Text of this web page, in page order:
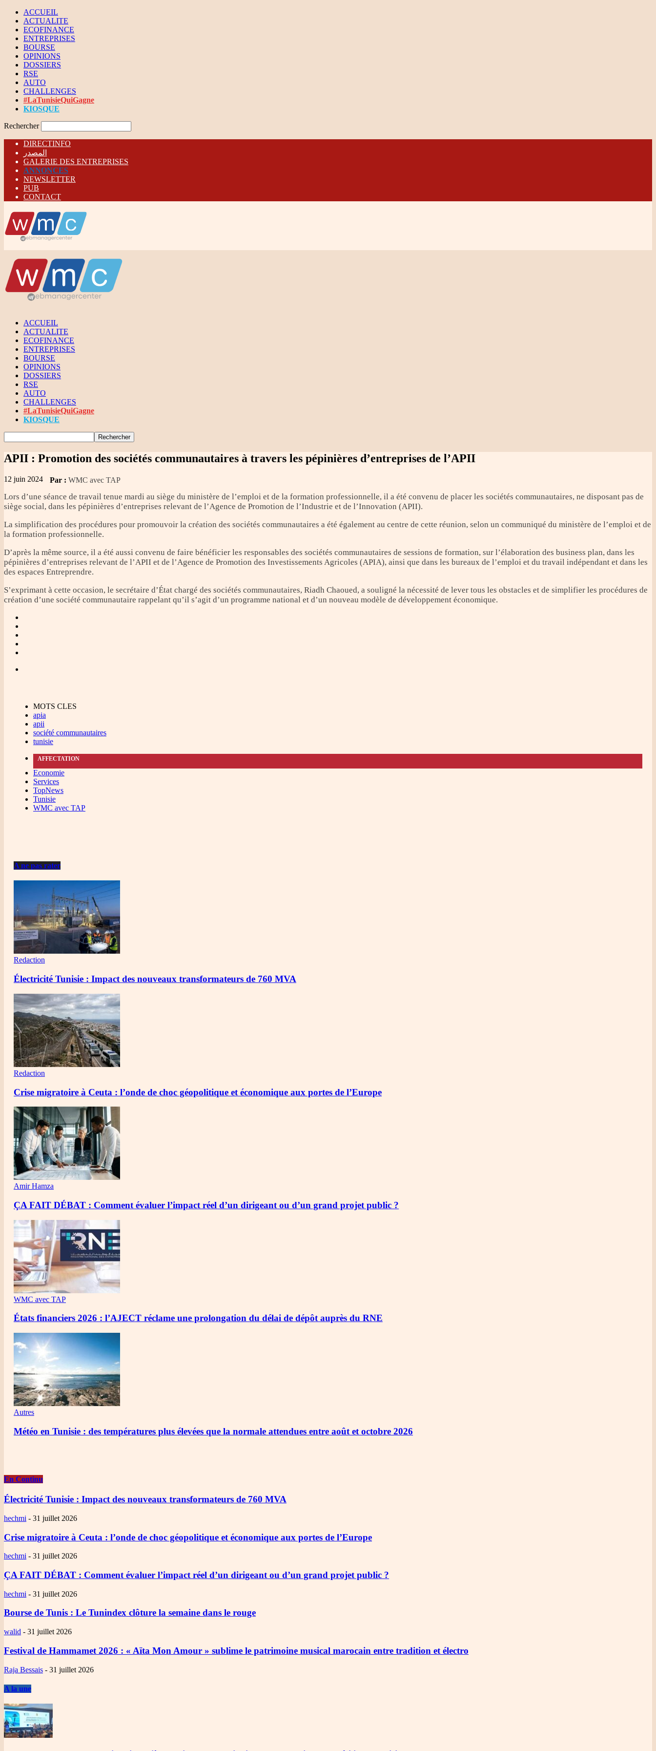
ACCUEIL
ACTUALITE
ECOFINANCE
ENTREPRISES
BOURSE
OPINIONS
DOSSIERS
RSE
AUTO
CHALLENGES
#LaTunisieQuiGagne
KIOSQUE
Rechercher
DIRECTINFO
المصدر
GALERIE DES ENTREPRISES
ANNONCES
NEWSLETTER
PUB
CONTACT
ACCUEIL
ACTUALITE
ECOFINANCE
ENTREPRISES
BOURSE
OPINIONS
DOSSIERS
RSE
AUTO
CHALLENGES
#LaTunisieQuiGagne
KIOSQUE
APII : Promotion des sociétés communautaires à travers les pépinières d’entreprises de l’APII
12 juin 2024 Par : WMC avec TAP
Lors d’une séance de travail tenue mardi au siège du ministère de l’emploi et de la formation professionnelle, il a été convenu de placer les sociétés communautaires, ne disposant pas de
siège social, dans les pépinières d’entreprises relevant de l’Agence de Promotion de l’Industrie et de l’Innovation (APII).
La simplification des procédures pour promouvoir la création des sociétés communautaires a été également au centre de cette réunion, selon un communiqué du ministère de l’emploi et de
la formation professionnelle.
D’après la même source, il a été aussi convenu de faire bénéficier les responsables des sociétés communautaires de sessions de formation, sur l’élaboration des business plan, dans les
pépinières d’entreprises relevant de l’APII et de l’Agence de Promotion des Investissements Agricoles (APIA), ainsi que dans les bureaux de l’emploi et du travail indépendant et dans les
des espaces Entreprendre.
S’exprimant à cette occasion, le secrétaire d’État chargé des sociétés communautaires, Riadh Chaoued, a souligné la nécessité de lever tous les obstacles et de simplifier les procédures de
création d’une société communautaire rappelant qu’il s’agit d’un programme national et d’un nouveau modèle de développement économique.
MOTS CLES
apia
apii
société communautaires
tunisie
AFFECTATION
Economie
Services
TopNews
Tunisie
WMC avec TAP
A ne pas rater
Redaction
Électricité Tunisie : Impact des nouveaux transformateurs de 760 MVA
Redaction
Crise migratoire à Ceuta : l’onde de choc géopolitique et économique aux portes de l’Europe
Amir Hamza
ÇA FAIT DÉBAT : Comment évaluer l’impact réel d’un dirigeant ou d’un grand projet public ?
WMC avec TAP
États financiers 2026 : l’AJECT réclame une prolongation du délai de dépôt auprès du RNE
Autres
Météo en Tunisie : des températures plus élevées que la normale attendues entre août et octobre 2026
En Continu
Électricité Tunisie : Impact des nouveaux transformateurs de 760 MVA
hechmi - 31 juillet 2026
Crise migratoire à Ceuta : l’onde de choc géopolitique et économique aux portes de l’Europe
hechmi - 31 juillet 2026
ÇA FAIT DÉBAT : Comment évaluer l’impact réel d’un dirigeant ou d’un grand projet public ?
hechmi - 31 juillet 2026
Bourse de Tunis : Le Tunindex clôture la semaine dans le rouge
walid - 31 juillet 2026
Festival de Hammamet 2026 : « Aïta Mon Amour » sublime le patrimoine musical marocain entre tradition et électro
Raja Bessais - 31 juillet 2026
A la une